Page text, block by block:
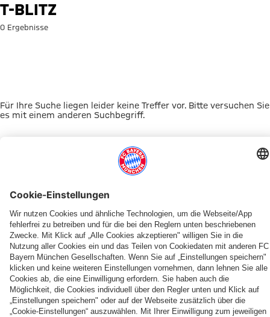
Suche: T-Blitz
T-BLITZ
0 Ergebnisse
Für Ihre Suche liegen leider keine Treffer vor. Bitte versuchen Sie
es mit einem anderen Suchbegriff.
DAS KÖNNTE DICH INTERESSIEREN
FRAUEN
Autogrammkarten
TICKETS
FCB
Frauen
FRAUEN
Alle
Videos
der
MYFCBAYERN
Entdecke
deinen
persönlichen